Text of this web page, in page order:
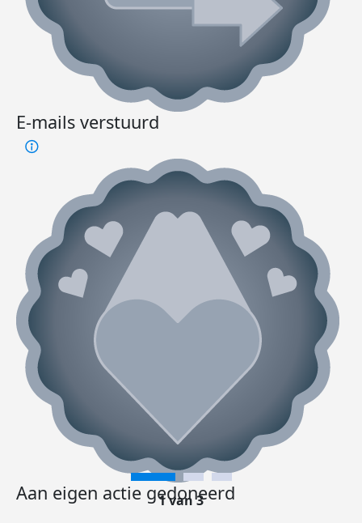
E-mails verstuurd
Aan eigen actie gedoneerd
1 van 3